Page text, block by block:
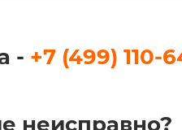
- +7 (499) 110-
неисправно?